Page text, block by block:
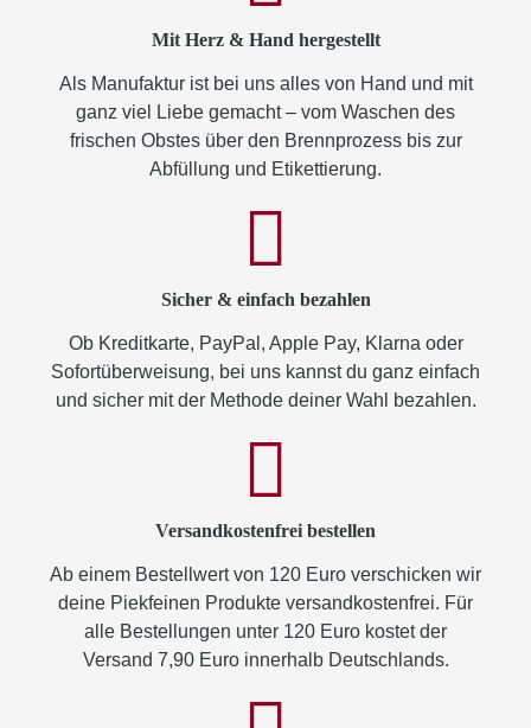
Mit Herz & Hand hergestellt
Als Manufaktur ist bei uns alles von Hand und mit
ganz viel Liebe gemacht – vom Waschen des
frischen Obstes über den Brennprozess bis zur
Abfüllung und Etikettierung.
Sicher & einfach bezahlen
Ob Kreditkarte, PayPal, Apple Pay, Klarna oder
Sofortüberweisung, bei uns kannst du ganz einfach
und sicher mit der Methode deiner Wahl bezahlen.
Versandkostenfrei bestellen
Ab einem Bestellwert von 120 Euro verschicken wir
deine Piekfeinen Produkte versandkostenfrei. Für
alle Bestellungen unter 120 Euro kostet der
Versand 7,90 Euro innerhalb Deutschlands.